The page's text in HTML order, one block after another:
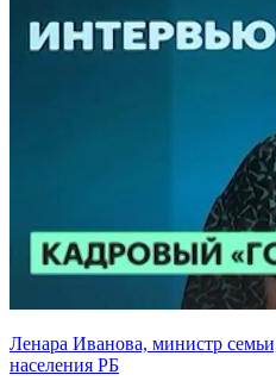
Ленара Иванова, министр
населения РБ